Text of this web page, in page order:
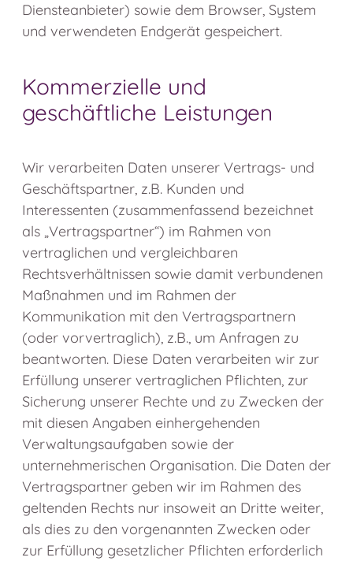
Diensteanbieter) sowie dem Browser, System
und verwendeten Endgerät gespeichert.
Kommerzielle und
geschäftliche Leistungen
Wir verarbeiten Daten unserer Vertrags- und
Geschäftspartner, z.B. Kunden und
Interessenten (zusammenfassend bezeichnet
als „Vertragspartner“) im Rahmen von
vertraglichen und vergleichbaren
Rechtsverhältnissen sowie damit verbundenen
Maßnahmen und im Rahmen der
Kommunikation mit den Vertragspartnern
(oder vorvertraglich), z.B., um Anfragen zu
beantworten. Diese Daten verarbeiten wir zur
Erfüllung unserer vertraglichen Pflichten, zur
Sicherung unserer Rechte und zu Zwecken der
mit diesen Angaben einhergehenden
Verwaltungsaufgaben sowie der
unternehmerischen Organisation. Die Daten der
Vertragspartner geben wir im Rahmen des
geltenden Rechts nur insoweit an Dritte weiter,
als dies zu den vorgenannten Zwecken oder
zur Erfüllung gesetzlicher Pflichten erforderlich